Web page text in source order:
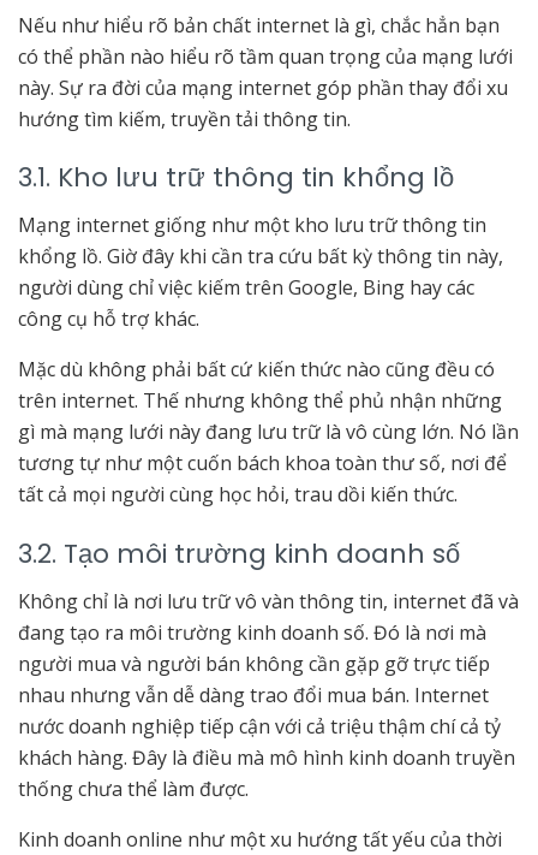
Nếu như hiểu rõ bản chất internet là gì, chắc hẳn bạn
có thể phần nào hiểu rõ tầm quan trọng của mạng lưới
này. Sự ra đời của mạng internet góp phần thay đổi xu
hướng tìm kiếm, truyền tải thông tin.
3.1. Kho lưu trữ thông tin khổng lồ
Mạng internet giống như một kho lưu trữ thông tin
khổng lồ. Giờ đây khi cần tra cứu bất kỳ thông tin này,
người dùng chỉ việc kiếm trên Google, Bing hay các
công cụ hỗ trợ khác.
Mặc dù không phải bất cứ kiến thức nào cũng đều có
trên internet. Thế nhưng không thể phủ nhận những
gì mà mạng lưới này đang lưu trữ là vô cùng lớn. Nó lần
tương tự như một cuốn bách khoa toàn thư số, nơi để
tất cả mọi người cùng học hỏi, trau dồi kiến thức.
3.2. Tạo môi trường kinh doanh số
Không chỉ là nơi lưu trữ vô vàn thông tin, internet đã và
đang tạo ra môi trường kinh doanh số. Đó là nơi mà
người mua và người bán không cần gặp gỡ trực tiếp
nhau nhưng vẫn dễ dàng trao đổi mua bán. Internet
nước doanh nghiệp tiếp cận với cả triệu thậm chí cả tỷ
khách hàng. Đây là điều mà mô hình kinh doanh truyền
thống chưa thể làm được.
Kinh doanh online như một xu hướng tất yếu của thời